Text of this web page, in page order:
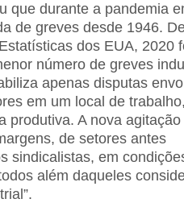
que durante a pandemia
de greves desde 1946.
dos EUA, 2020
número de greves
apenas disputas
em um local de
produtiva. A nova
de setores antes
sindicalistas, em
além daqueles